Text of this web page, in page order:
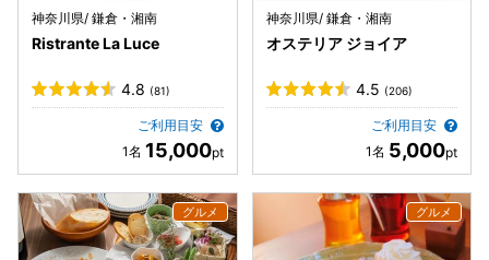
神奈川県/ 鎌倉・湘南
Ristrante La Luce
4.8 (81)
ご利用目安
15,000
神奈川県/ 鎌倉・湘南
オステリア ジョイア
4.5 (206)
ご利用目安
5,000